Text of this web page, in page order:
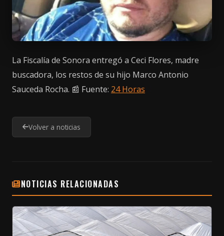
La Fiscalía de Sonora entregó a Ceci Flores, madre
buscadora, los restos de su hijo Marco Antonio
Sauceda Rocha. 📰 Fuente: 24 Horas
Volver a noticias
NOTICIAS RELACIONADAS